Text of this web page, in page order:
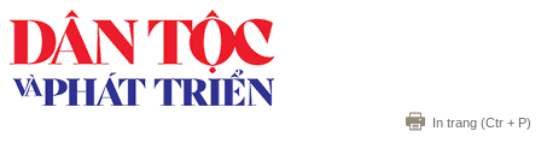
In trang (Ctr + P)